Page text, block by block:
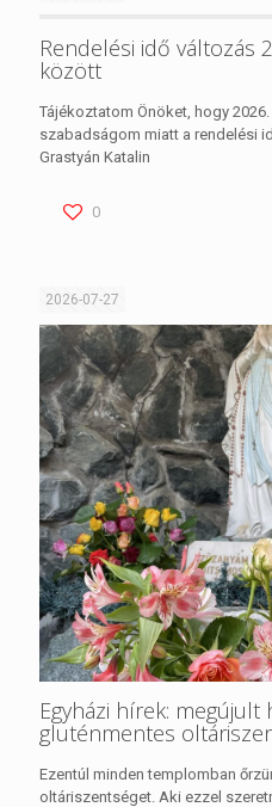
Rendelési idő változás
között
Tájékoztatom Önöket, hogy
szabadságom miatt a rendelési
Grastyán Katalin
0
2026-07-27
Egyházi hírek: megújult
gluténmentes
Ezentúl minden templomban
oltáriszentséget. Aki ezzel